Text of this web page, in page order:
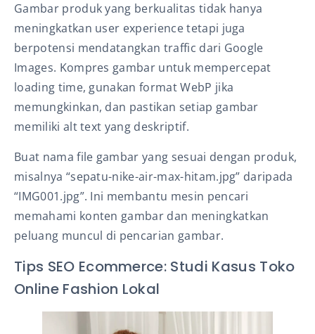
Gambar produk yang berkualitas tidak hanya
meningkatkan user experience tetapi juga
berpotensi mendatangkan traffic dari Google
Images. Kompres gambar untuk mempercepat
loading time, gunakan format WebP jika
memungkinkan, dan pastikan setiap gambar
memiliki alt text yang deskriptif.
Buat nama file gambar yang sesuai dengan produk,
misalnya “sepatu-nike-air-max-hitam.jpg” daripada
“IMG001.jpg”. Ini membantu mesin pencari
memahami konten gambar dan meningkatkan
peluang muncul di pencarian gambar.
Tips SEO Ecommerce: Studi Kasus Toko
Online Fashion Lokal